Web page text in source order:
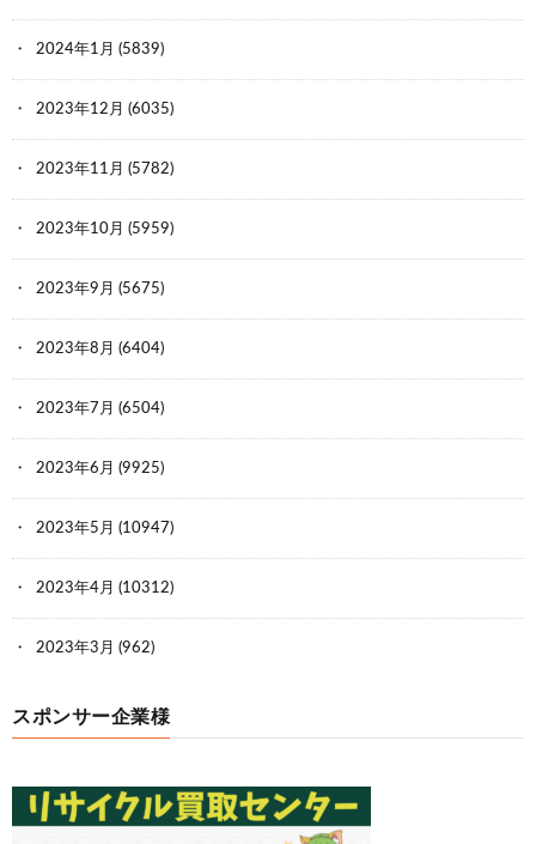
ID:xCF+FF480
100円ショップの消しゴムもあるんかい
85:時代を越える名無しザウルス
ID:H++nkhbQ0
消しゴムより空気の方がよっぽどヤバいだろ
86:時代を越える名無しザウルス
ID:H8icze7m0
鉛筆なんてもっと有毒だよね
2024年1月 (5839)
2023年12月 (6035)
2023年11月 (5782)
2023年10月 (5959)
2023年9月 (5675)
2023年8月 (6404)
2023年7月 (6504)
2023年6月 (9925)
2023年5月 (10947)
2023年4月 (10312)
2023年3月 (962)
スポンサー企業様